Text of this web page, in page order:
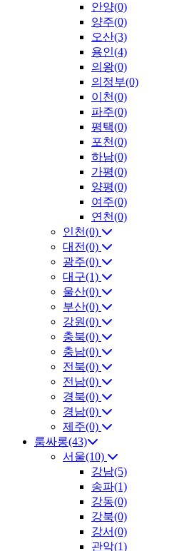
안양(0)
양주(0)
오산(3)
용인(4)
의왕(0)
의정부(0)
이천(0)
파주(0)
평택(0)
포천(0)
하남(0)
가평(0)
양평(0)
여주(0)
연천(0)
인천(0)
대전(0)
광주(0)
대구(1)
울산(0)
부산(0)
강원(0)
충북(0)
충남(0)
전북(0)
전남(0)
경북(0)
경남(0)
제주(0)
룸싸롱(43)
서울(10)
강남(5)
송파(1)
강동(0)
강북(0)
강서(0)
관악(1)